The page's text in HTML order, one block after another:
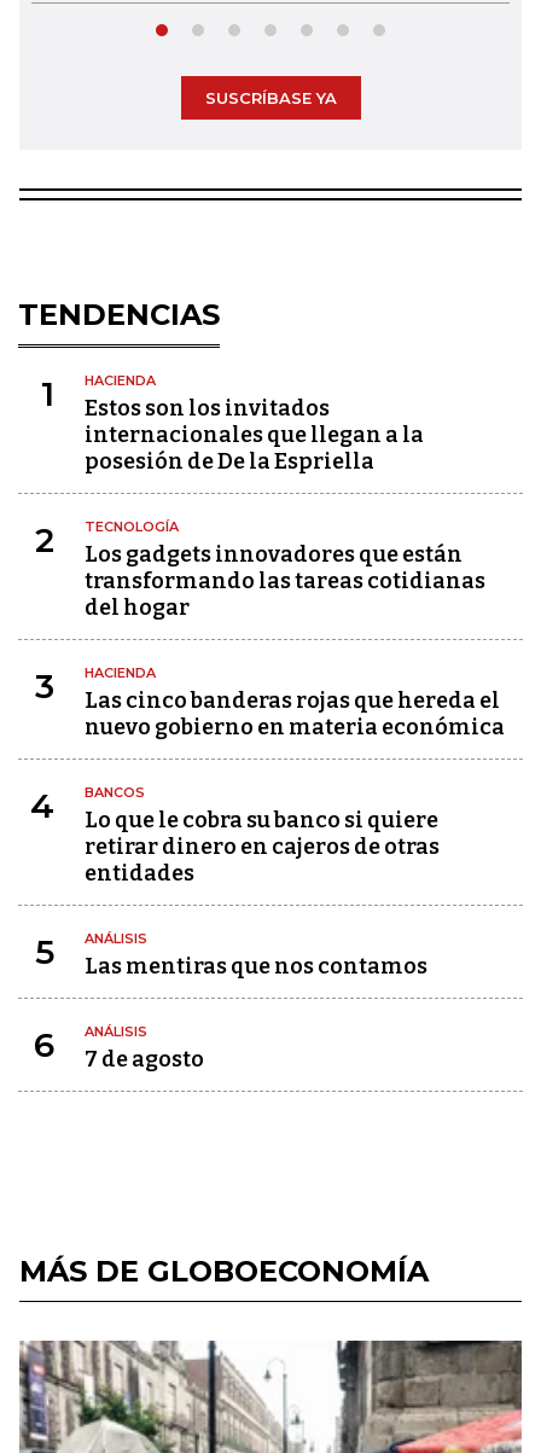
SUSCRÍBASE YA
TENDENCIAS
1 HACIENDA
Estos son los invitados
internacionales que llegan a la
posesión de De la Espriella
2 TECNOLOGÍA
Los gadgets innovadores que están
transformando las tareas cotidianas
del hogar
3 HACIENDA
Las cinco banderas rojas que hereda el
nuevo gobierno en materia económica
4 BANCOS
Lo que le cobra su banco si quiere
retirar dinero en cajeros de otras
entidades
5 ANÁLISIS
Las mentiras que nos contamos
6 ANÁLISIS
7 de agosto
MÁS DE GLOBOECONOMÍA